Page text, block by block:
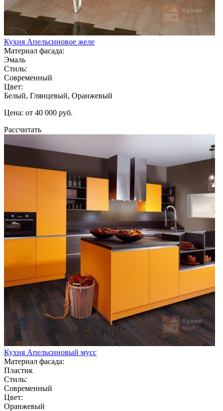
Кухня Апельсиновое желе
Материал фасада:
Эмаль
Стиль:
Современный
Цвет:
Белый, Глянцевый, Оранжевый
Цена: от 40 000 руб.
Рассчитать
Кухня Апельсиновый мусс
Материал фасада:
Пластик
Стиль:
Современный
Цвет:
Оранжевый